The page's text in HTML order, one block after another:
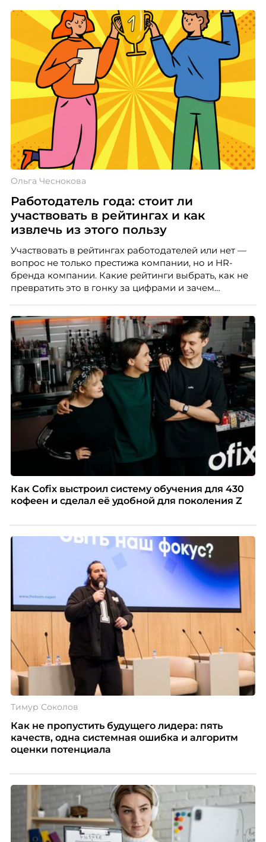
Ольга Чеснокова
Работодатель года: стоит ли
участвовать в рейтингах и как
извлечь из этого пользу
Участвовать в рейтингах работодателей или нет —
вопрос не только престижа компании, но и HR-
бренда компании. Какие рейтинги выбрать, как не
превратить это в гонку за цифрами и зачем
Чеснокова, HR-директор Right line.
Как Cofix выстроил систему обучения для 430
кофеен и сделал её удобной для поколения Z
Тимур Соколов
Как не пропустить будущего лидера: пять
качеств, одна системная ошибка и алгоритм
оценки потенциала